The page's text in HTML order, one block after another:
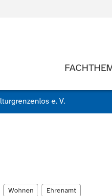
e. V.
Wohnen Ehrenamt